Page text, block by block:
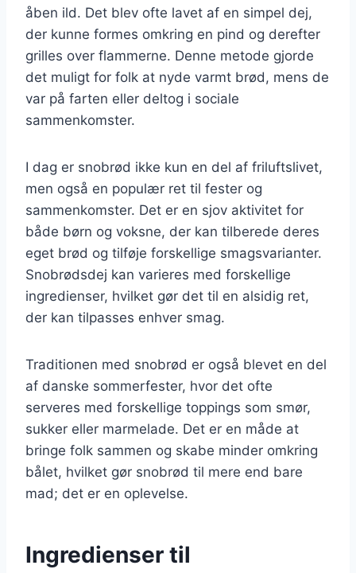
åben ild. Det blev ofte lavet af en simpel dej,
der kunne formes omkring en pind og derefter
grilles over flammerne. Denne metode gjorde
det muligt for folk at nyde varmt brød, mens de
var på farten eller deltog i sociale
sammenkomster.
I dag er snobrød ikke kun en del af friluftslivet,
men også en populær ret til fester og
sammenkomster. Det er en sjov aktivitet for
både børn og voksne, der kan tilberede deres
eget brød og tilføje forskellige smagsvarianter.
Snobrødsdej kan varieres med forskellige
ingredienser, hvilket gør det til en alsidig ret,
der kan tilpasses enhver smag.
Traditionen med snobrød er også blevet en del
af danske sommerfester, hvor det ofte
serveres med forskellige toppings som smør,
sukker eller marmelade. Det er en måde at
bringe folk sammen og skabe minder omkring
bålet, hvilket gør snobrød til mere end bare
mad; det er en oplevelse.
Ingredienser til